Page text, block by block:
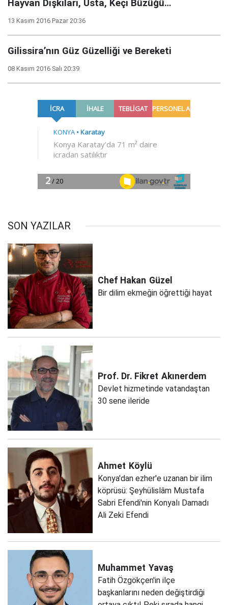
Hayvan Dışkıları, Usta, Keçi Büzüğü…
13 Kasım 2016 Pazar 20:36
Gilissira’nın Güz Güzelliği ve Bereketi
08 Kasım 2016 Salı 20:39
SON YAZILAR
Chef Hakan Güzel
Bir dilim ekmeğin öğrettiği hayat
Prof. Dr. Fikret Akınerdem
Devlet hizmetinde vatandaştan
30 sene ileride
Ahmet Köylü
Konya'dan ezher'e uzanan bir ilim
köprüsü: Şeyhülislâm Mustafa
Sabri Efendi'nin Konyalı Damadı
Ali Zeki Efendi
Muhammet Yavaş
Fatih Özgökçen'in ilçe
başkanlarını neden değiştirdiği